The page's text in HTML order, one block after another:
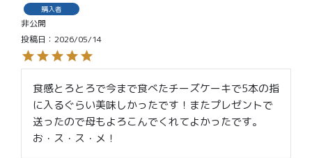
購入者
非公開
投稿日
2026/05/14
食感とろとろで今まで食べたチーズケーキで5本の指
に入るぐらい美味しかったです！またプレゼントで
送ったので母もよろこんでくれてよかったです。
お・ス・ス・メ！